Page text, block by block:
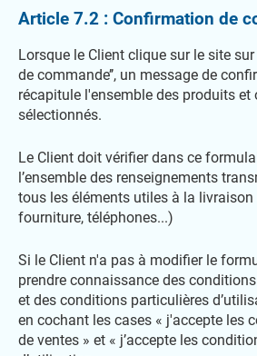
Article 7.2 : Confirmation de
Lorsque le Client clique sur le site
de commande’’, un message de
récapitule l'ensemble des produits et
sélectionnés.
Le Client doit vérifier dans ce
l’ensemble des renseignements
tous les éléments utiles à la
fourniture, téléphones...)
Si le Client n'a pas à modifier le
prendre connaissance des
et des conditions particulières
en cochant les cases « j'accepte les
de ventes » et « j’accepte les